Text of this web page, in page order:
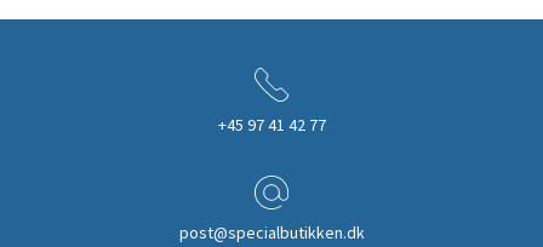
+45 97 41 42 77
post@specialbutikken.dk